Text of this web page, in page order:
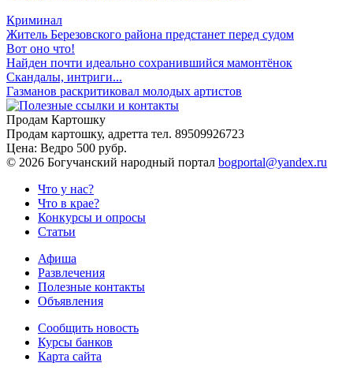
Криминал
Житель Березовского района предстанет перед судом
Вот оно что!
Найден почти идеально сохранившийся мамонтёнок
Скандалы, интриги...
Газманов раскритиковал молодых артистов
Продам Картошку
Продам картошку, адретта тел. 89509926723
Цена: Ведро 500 рубр.
© 2026 Богучанский народный портал bogportal@yandex.ru
Что у нас?
Что в крае?
Конкурсы и опросы
Статьи
Афиша
Развлечения
Полезные контакты
Объявления
Сообщить новость
Курсы банков
Карта сайта